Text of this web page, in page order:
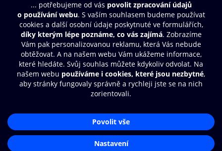
Obsah ke stažení
Moje O2 Knihovna
Další zábava
© O2 Czech Republic a.s.
Zásady zpracování osobních údajůAplikace O2 Knihovna
Čti a poslouchej své e-knihy a